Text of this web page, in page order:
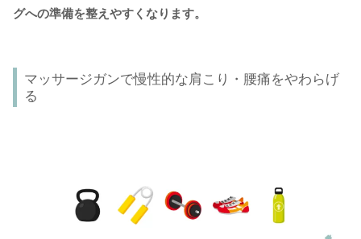
グへの準備を整えやすくなります。
マッサージガンで慢性的な肩こり・腰痛をやわらげ
る